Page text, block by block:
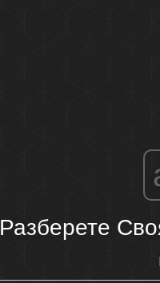
Разберете